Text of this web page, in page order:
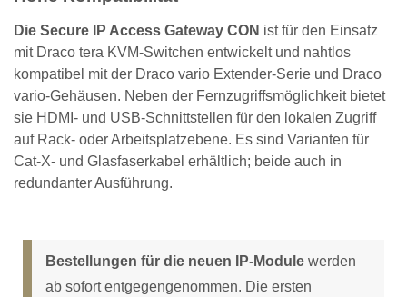
Die Secure IP Access Gateway CON ist für den Einsatz
mit Draco tera KVM-Switchen entwickelt und nahtlos
kompatibel mit der Draco vario Extender-Serie und Draco
vario-Gehäusen. Neben der Fernzugriffsmöglichkeit bietet
sie HDMI- und USB-Schnittstellen für den lokalen Zugriff
auf Rack- oder Arbeitsplatzebene. Es sind Varianten für
Cat-X- und Glasfaserkabel erhältlich; beide auch in
redundanter Ausführung.
Bestellungen für die neuen IP-Module werden
ab sofort entgegengenommen. Die ersten